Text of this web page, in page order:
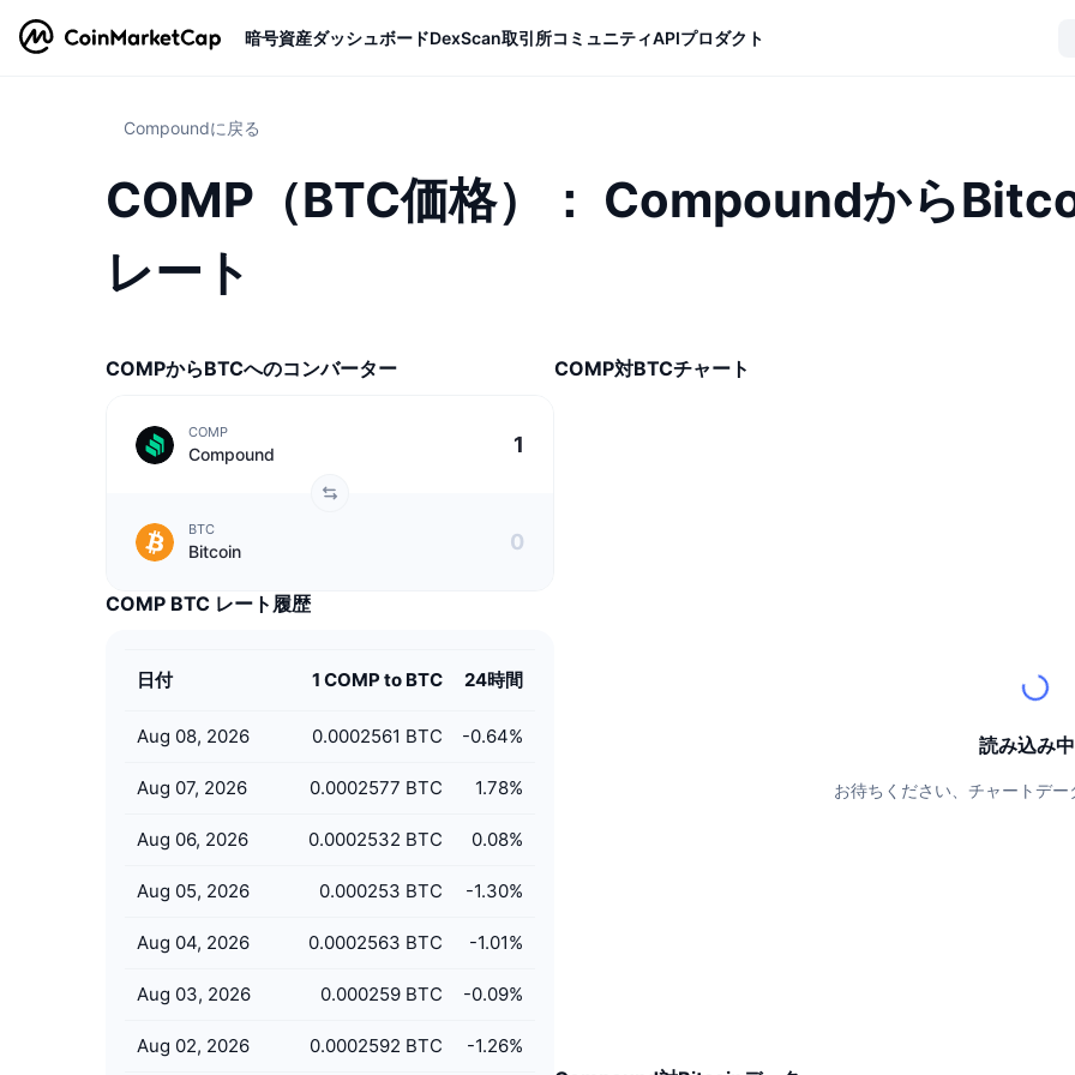
暗号資産ダッシュボードDexScan取引所コミュニティAPIプロダクト
Compoundに戻る
COMP（BTC価格）： Compoundから
レート
COMPからBTCへのコンバーター
COMP
Compound
BTC
Bitcoin
COMP BTC レート履歴
日付 1 COMP to BTC 24時間
Aug 08, 2026 0.0002561 BTC -0.64%
Aug 07, 2026 0.0002577 BTC 1.78%
Aug 06, 2026 0.0002532 BTC 0.08%
Aug 05, 2026 0.000253 BTC -1.30%
Aug 04, 2026 0.0002563 BTC -1.01%
Aug 03, 2026 0.000259 BTC -0.09%
Aug 02, 2026 0.0002592 BTC -1.26%
COMP対BTCチャート
読み込み
お待ちください、チャートデ